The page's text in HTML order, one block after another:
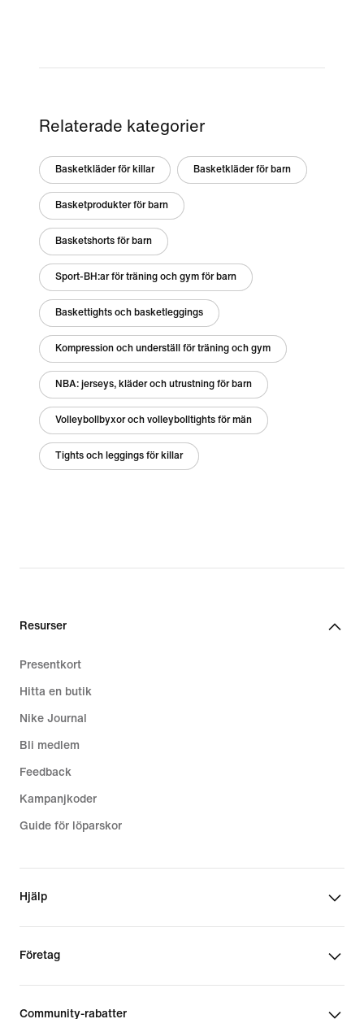
Relaterade kategorier
Basketkläder för killar Basketkläder för barn
Basketprodukter för barn
Basketshorts för barn
Sport-BH:ar för träning och gym för barn
Baskettights och basketleggings
Kompression och underställ för träning och gym
NBA: jerseys, kläder och utrustning för barn
Volleybollbyxor och volleybolltights för män
Tights och leggings för killar
Resurser
Presentkort
Hitta en butik
Nike Journal
Bli medlem
Feedback
Kampanjkoder
Guide för löparskor
Hjälp
Företag
Community-rabatter